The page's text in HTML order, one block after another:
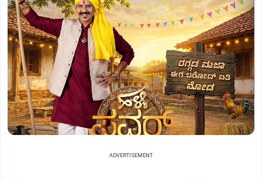
ADVERTISEMENT